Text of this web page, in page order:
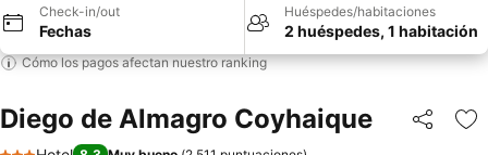
Check-in/out
Fechas
Huéspedes/habitaciones
2 huéspedes, 1 habitación
Cómo los pagos afectan nuestro ranking
Diego de Almagro Coyhaique Compartir